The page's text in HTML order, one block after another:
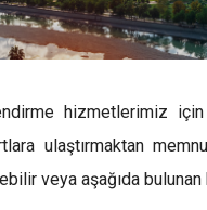
hizmetlerimiz
ulaştırmaktan
veya aşağıda